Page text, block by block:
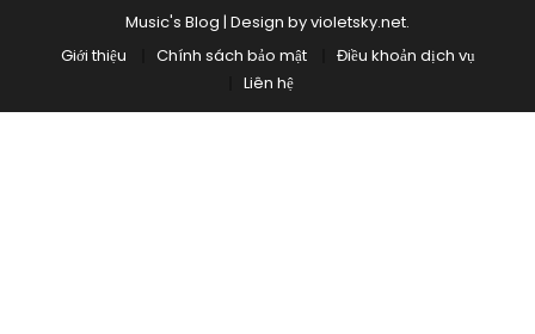
Music's Blog | Design byvioletsky.net.
Giới thiệu
Chính sách bảo mật
Điều khoản dịch vụ
Liên hệ